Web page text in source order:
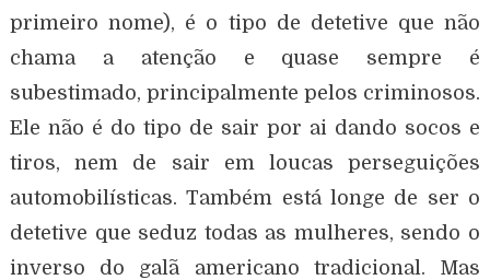
primeiro nome), é o tipo de detetive que não
chama a atenção e quase sempre é
subestimado, principalmente pelos criminosos.
Ele não é do tipo de sair por ai dando socos e
tiros, nem de sair em loucas perseguições
automobilísticas. Também está longe de ser o
detetive que seduz todas as mulheres, sendo o
inverso do galã americano tradicional. Mas